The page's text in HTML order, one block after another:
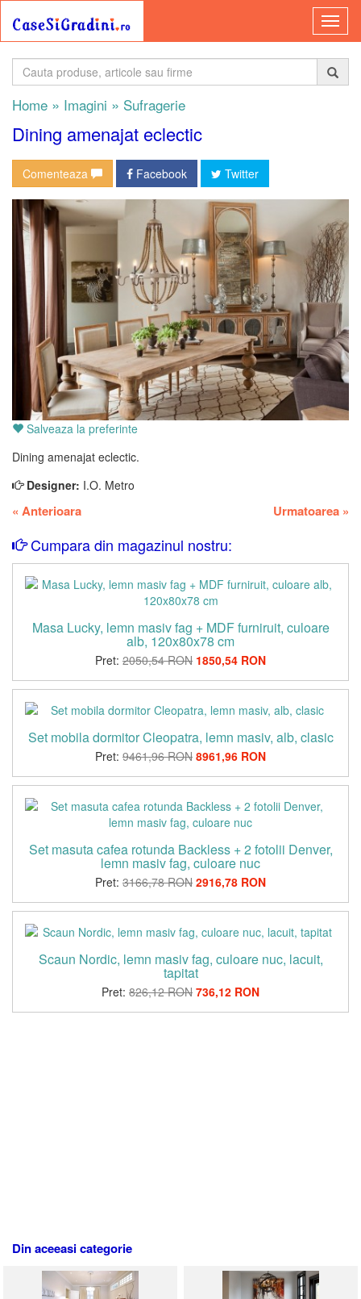
Home » Imagini » Sufragerie
Dining amenajat eclectic
Comenteaza Facebook Twitter
Salveaza la preferinte
Dining amenajat eclectic.
Designer: I.O. Metro
« Anterioara Urmatoarea »
Cumpara din magazinul nostru:
Masa Lucky, lemn masiv fag + MDF furniruit, culoare
alb, 120x80x78 cm
Pret: 2050,54 RON 1850,54 RON
Set mobila dormitor Cleopatra, lemn masiv, alb, clasic
Pret: 9461,96 RON 8961,96 RON
Set masuta cafea rotunda Backless + 2 fotolii Denver,
lemn masiv fag, culoare nuc
Pret: 3166,78 RON 2916,78 RON
Scaun Nordic, lemn masiv fag, culoare nuc, lacuit,
tapitat
Pret: 826,12 RON 736,12 RON
Din aceeasi categorie